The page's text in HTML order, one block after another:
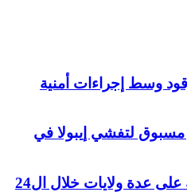
840 صهريج وقود وسط إجراءات أمنية
مسبوق لتفشي إيبولا في
موريتانيا: تساقطات مطرية على عدة ولايات خلال ال24